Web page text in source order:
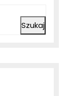
Szukaj